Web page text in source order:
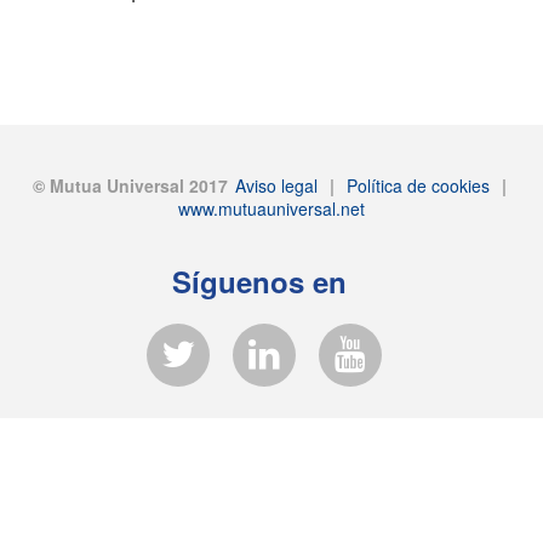
© Mutua Universal 2017 Aviso legal | Política de cookies |
www.mutuauniversal.net
Síguenos en